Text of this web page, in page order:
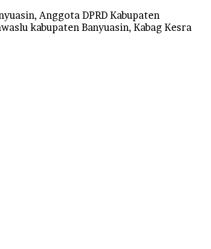
Anggota DPRD Kabupaten
kabupaten Banyuasin, Kabag Kesra